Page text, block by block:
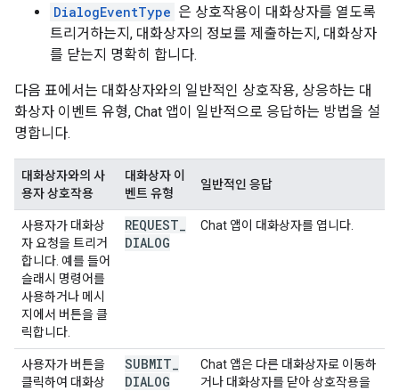
DialogEventType 은 상호작용이 대화상자를 열도록
트리거하는지, 대화상자의 정보를 제출하는지, 대화상자
를 닫는지 명확히 합니다.
다음 표에서는 대화상자와의 일반적인 상호작용, 상응하는 대
화상자 이벤트 유형, Chat 앱이 일반적으로 응답하는 방법을 설
명합니다.
대화상자와의 사
용자 상호작용
대화상자 이
벤트 유형
일반적인 응답
사용자가 대화상
자 요청을 트리거
합니다. 예를 들어
슬래시 명령어를
사용하거나 메시
지에서 버튼을 클
릭합니다.
REQUEST
DIALOG
Chat 앱이 대화상자를 엽니다.
사용자가 버튼을
클릭하여 대화상
SUBMIT
DIALOG
Chat 앱은 다른 대화상자로 이동하
거나 대화상자를 닫아 상호작용을